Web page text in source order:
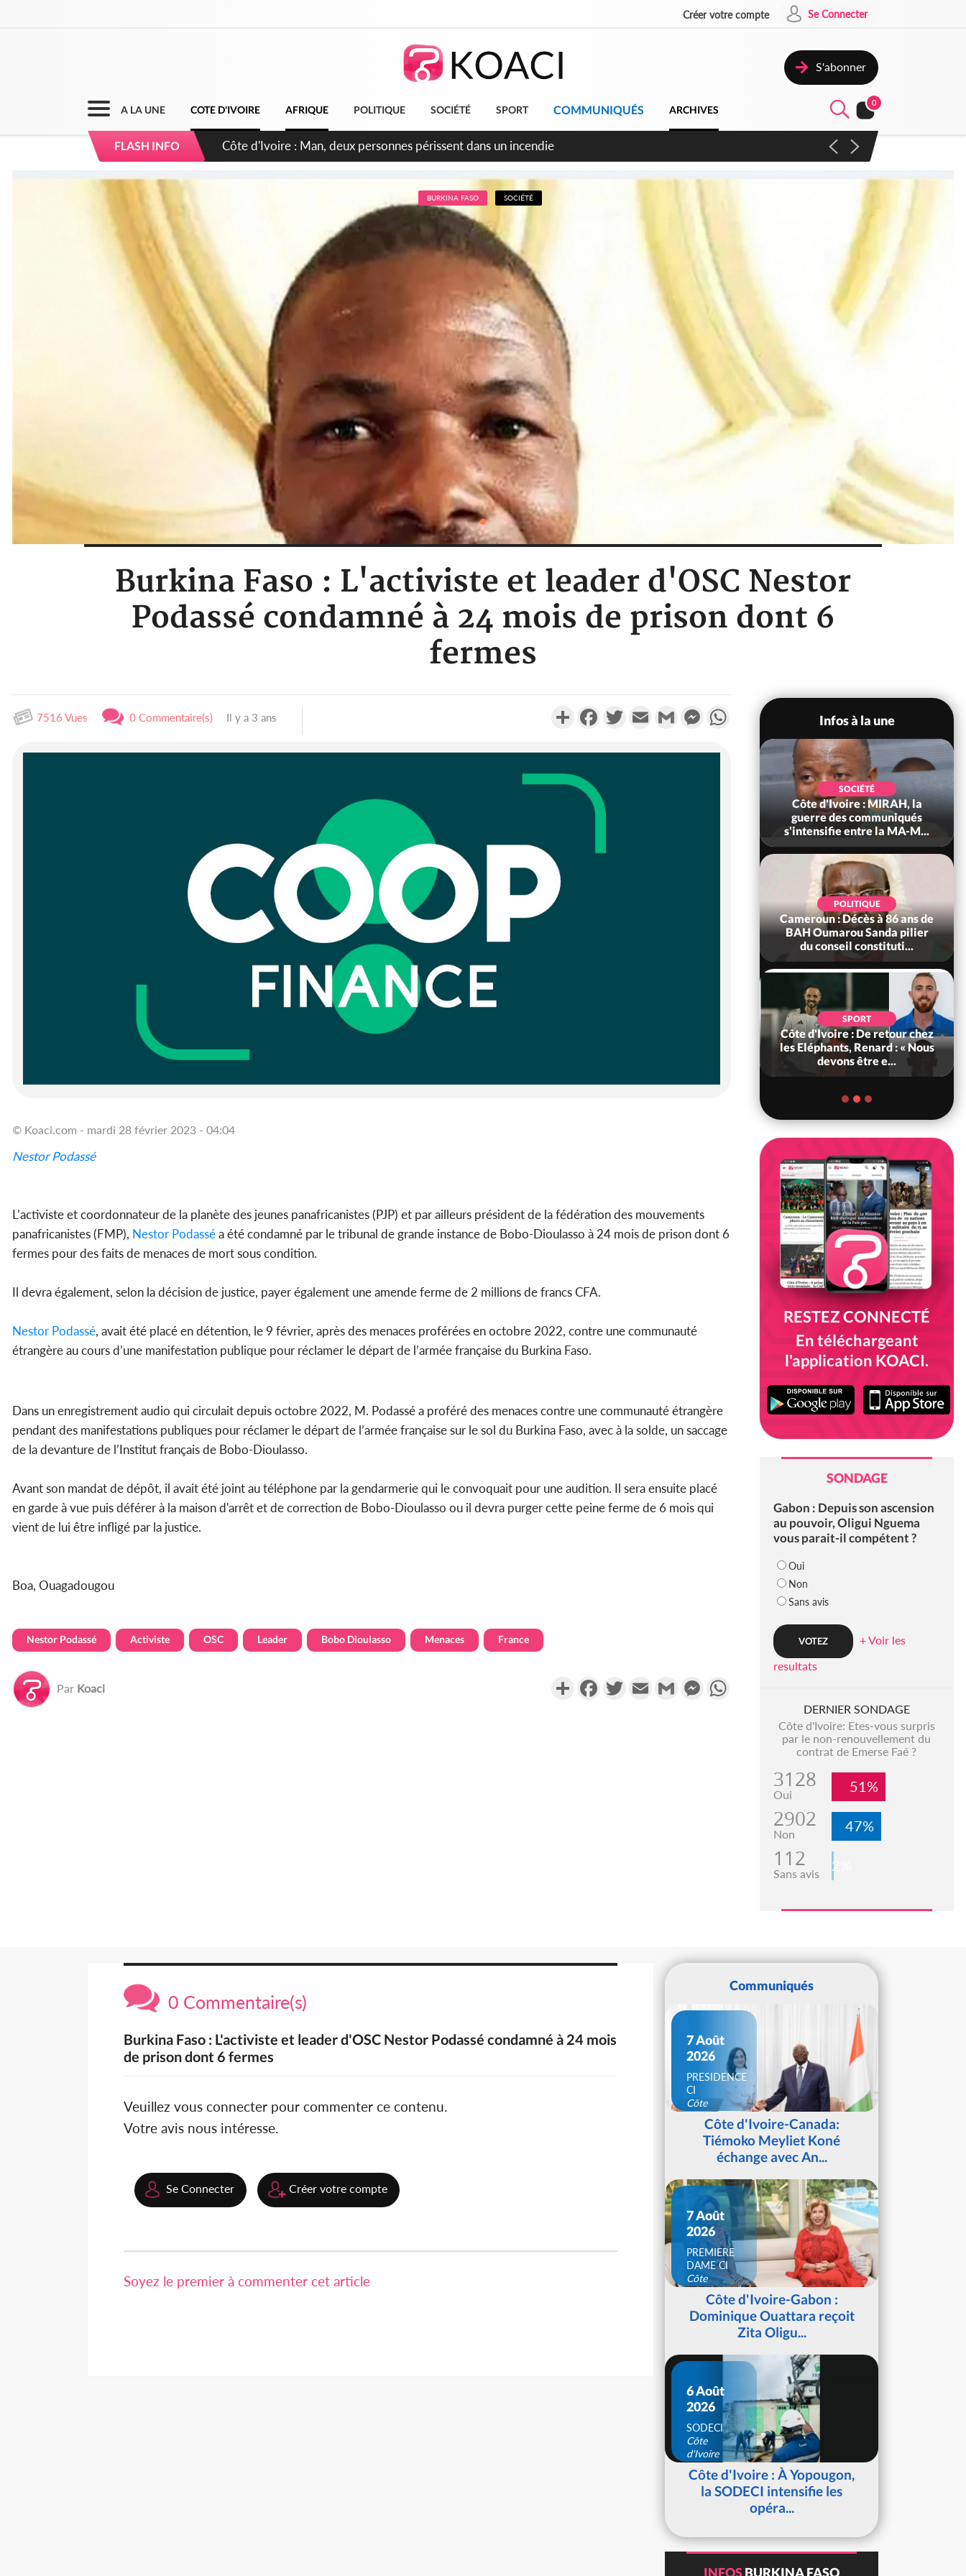
Créer votre compte Se Connecter
S'abonner
A LA UNE COTE D'IVOIRE AFRIQUE POLITIQUE SOCIÉTÉ SPORT COMMUNIQUÉS ARCHIVES
0
FLASH INFO
Côte d'Ivoire : Séileu, la célébration de la fête nationale transformée en vaste campagne contre les produits
BURKINA FASO SOCIÉTÉ
Burkina Faso : L'activiste et leader d'OSC Nestor
Podassé condamné à 24 mois de prison dont 6
fermes
7516 Vues 0 Commentaire(s) Il y a 3 ans PartagerFacebookTwitterEmail Gmail MessengerWhatsApp
© Koaci.com - mardi 28 février 2023 - 04:04
Nestor Podassé
L’activiste et coordonnateur de la planète des jeunes panafricanistes (PJP) et par ailleurs président de la fédération des mouvements
panafricanistes (FMP), Nestor Podasséa été condamné par le tribunal de grande instance de Bobo-Dioulasso à 24 mois de prison dont 6
fermes pour des faits de menaces de mort sous condition.
Il devra également, selon la décision de justice, payer également une amende ferme de 2 millions de francs CFA.
Nestor Podassé, avait été placé en détention, le 9 février, après des menaces proférées en octobre 2022, contre une communauté
étrangère au cours d’une manifestation publique pour réclamer le départ de l’armée française du Burkina Faso.
Dans un enregistrement audio qui circulait depuis octobre 2022, M. Podassé a proféré des menaces contre une communauté étrangère
pendant des manifestations publiques pour réclamer le départ de l’armée française sur le sol du Burkina Faso, avec à la solde, un saccage
de la devanture de l’Institut français de Bobo-Dioulasso.
Avant son mandat de dépôt, il avait été joint au téléphone par la gendarmerie qui le convoquait pour une audition. Il sera ensuite placé
en garde à vue puis déférer à la maison d'arrêt et de correction de Bobo-Dioulasso ou il devra purger cette peine ferme de 6 mois qui
vient de lui être infligé par la justice.
Boa, Ouagadougou
Nestor Podassé Activiste OSC Leader Bobo Dioulasso Menaces France
Par Koaci PartagerFacebookTwitterEmail Gmail Messenger
Infos à la une
Côte d'Ivoire : Man, deux
personnes périssent dans un
SOCIÉTÉ
Côte d'Ivoire : MIRAH, la
guerre des communiqués
s'intensifie entre la MA-M...
POLITIQUE
Cameroun : Décès à 86 ans de
BAH Oumarou Sanda pilier
du conseil constituti...
SPORT
Côte d'Ivoire : De retour chez
les Eléphants, Renard : « Nous
devons être e...
RESTEZ CONNECTÉ
En téléchargeant
l'application KOACI.
SONDAGE
Gabon : Depuis son ascension
au pouvoir, Oligui Nguema
vous parait-il compétent ?
Oui
Non
Sans avis
+ Voir les
resultats
DERNIER SONDAGE
Côte d'Ivoire: Etes-vous surpris
par le non-renouvellement du
contrat de Emerse Faé ?
3128
Oui 51%
2902
Non 47%
112
Sans avis 2%
0 Commentaire(s)
Burkina Faso : L'activiste et leader d'OSC Nestor Podassé condamné à 24 mois
de prison dont 6 fermes
Veuillez vous connecter pour commenter ce contenu.
Votre avis nous intéresse.
Se Connecter Créer votre compte
Soyez le premier à commenter cet article
Communiqués
7 Août
2026
PRESIDENCE
CI
Côte
d'IvoireCôte d'Ivoire-Canada:
Tiémoko Meyliet Koné
échange avec An...
7 Août
2026
PREMIERE
DAME CI
Côte
d'IvoireCôte d'Ivoire-Gabon :
Dominique Ouattara reçoit
Zita Oligu...
6 Août
2026
SODECI
Côte
d'Ivoire
Côte d'Ivoire : À Yopougon,
la SODECI intensifie les
opéra...
INFOSBURKINA FASO